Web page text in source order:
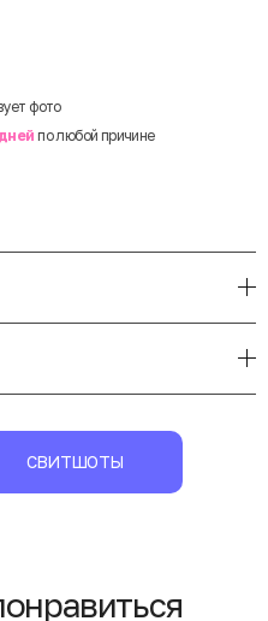
фото
по любой причине
СВИТШОТЫ